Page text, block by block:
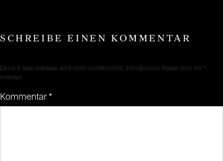
SCHREIBE EINEN KOMMENTAR
Deine E-Mail-Adresse wird nicht veröffentlicht. Erforderliche Felder sind mit *
markiert
Kommentar *